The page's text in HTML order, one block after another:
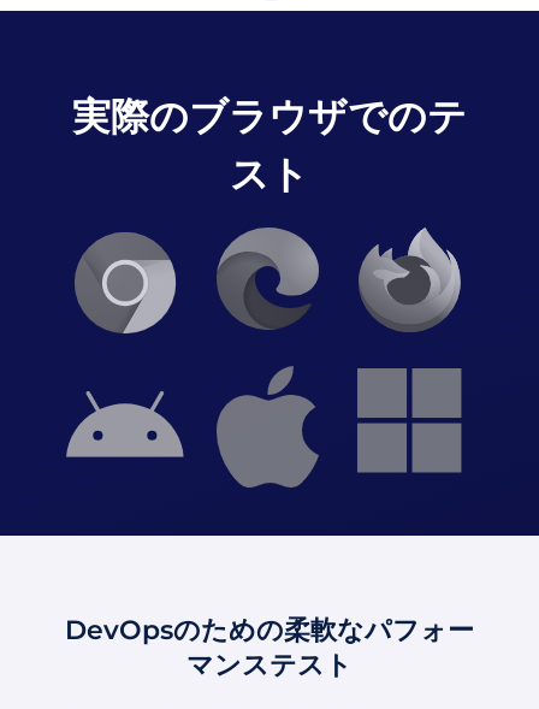
実際のブラウザでのテ
スト
DevOpsのための柔軟なパフォー
マンステスト